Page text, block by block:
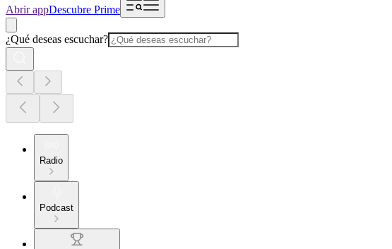
Abrir appDescubre Prime
¿Qué deseas escuchar?
Radio
Podcast